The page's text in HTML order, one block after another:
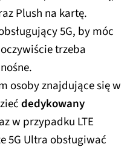
Plush na kartę.
5G, by móc
trzeba
osoby znajdujące się w
dedykowany
w przypadku LTE
5G Ultra obsługiwać